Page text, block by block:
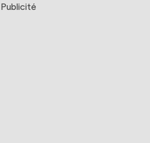
Publicité